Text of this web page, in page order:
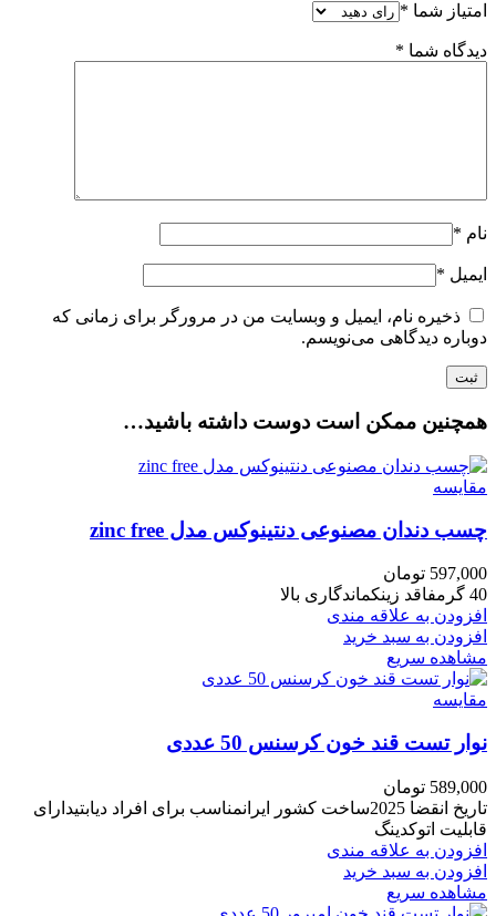
امتیاز شما *
دیدگاه شما *
نام *
ایمیل *
ذخیره نام، ایمیل و وبسایت من در مرورگر برای زمانی که
دوباره دیدگاهی می‌نویسم.
همچنین ممکن است دوست داشته باشید…
مقایسه
چسب دندان مصنوعی دنتینوکس مدل zinc free
597,000 تومان
40 گرمفاقد زینکماندگاری بالا
افزودن به علاقه مندی
افزودن به سبد خرید
مشاهده سریع
مقایسه
نوار تست قند خون کرسنس 50 عددی
589,000 تومان
تاریخ انقضا 2025ساخت کشور ایرانمناسب برای افراد دیابتیدارای
قابلیت اتوکدینگ
افزودن به علاقه مندی
افزودن به سبد خرید
مشاهده سریع